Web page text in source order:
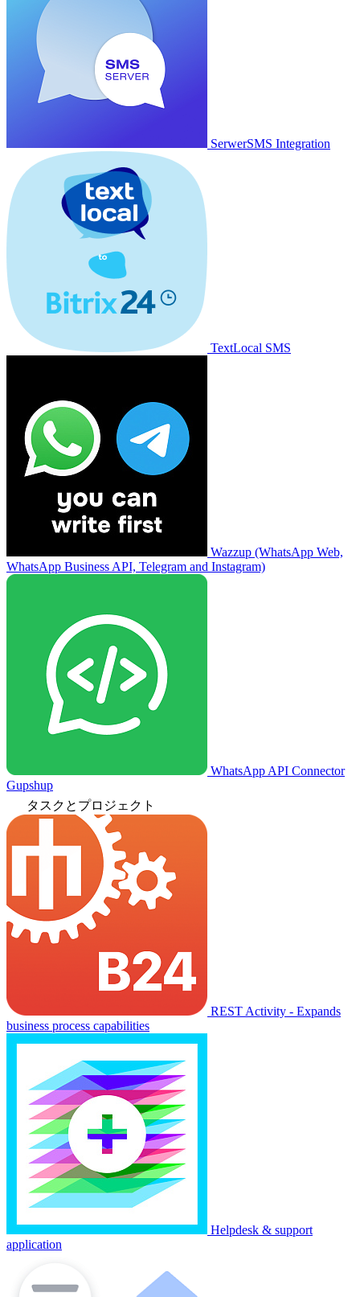
SerwerSMS Integration
TextLocal SMS
Wazzup (WhatsApp Web,
WhatsApp Business API, Telegram and Instagram)
WhatsApp API Connector
Gupshup
タスクとプロジェクト
REST Activity - Expands
business process capabilities
Helpdesk & support
application